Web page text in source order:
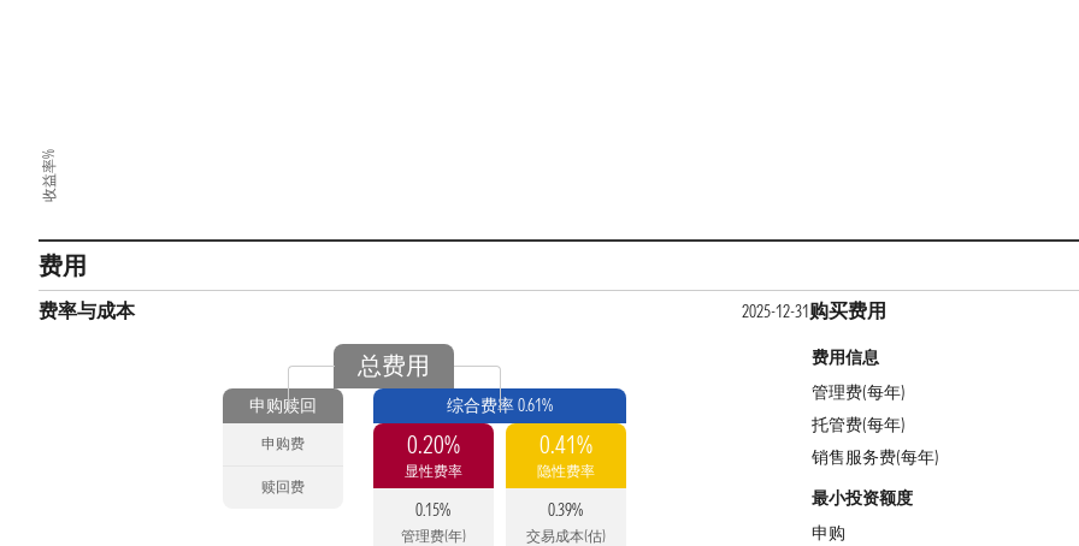
收益率%
费用
费率与成本 2025-12-31
总费用
申购赎回
申购费
赎回费
综合费率 0.61%
0.20%
显性费率
0.15%
管理费(年)
0.41%
隐性费率
0.39%
交易成本(估)
购买费用
费用信息
管理费(每年)
托管费(每年)
销售服务费(每年)
最小投资额度
申购